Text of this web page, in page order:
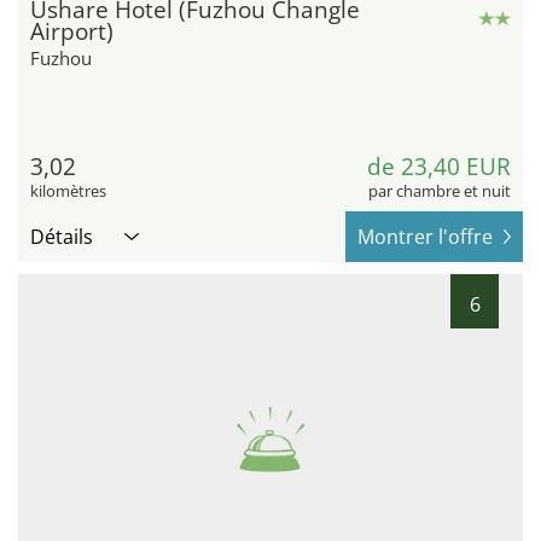
Ushare Hotel (Fuzhou Changle
Airport)
Fuzhou
3,02
kilomètres
de 23,40 EUR
par chambre et nuit
Détails Montrer l'offre
6